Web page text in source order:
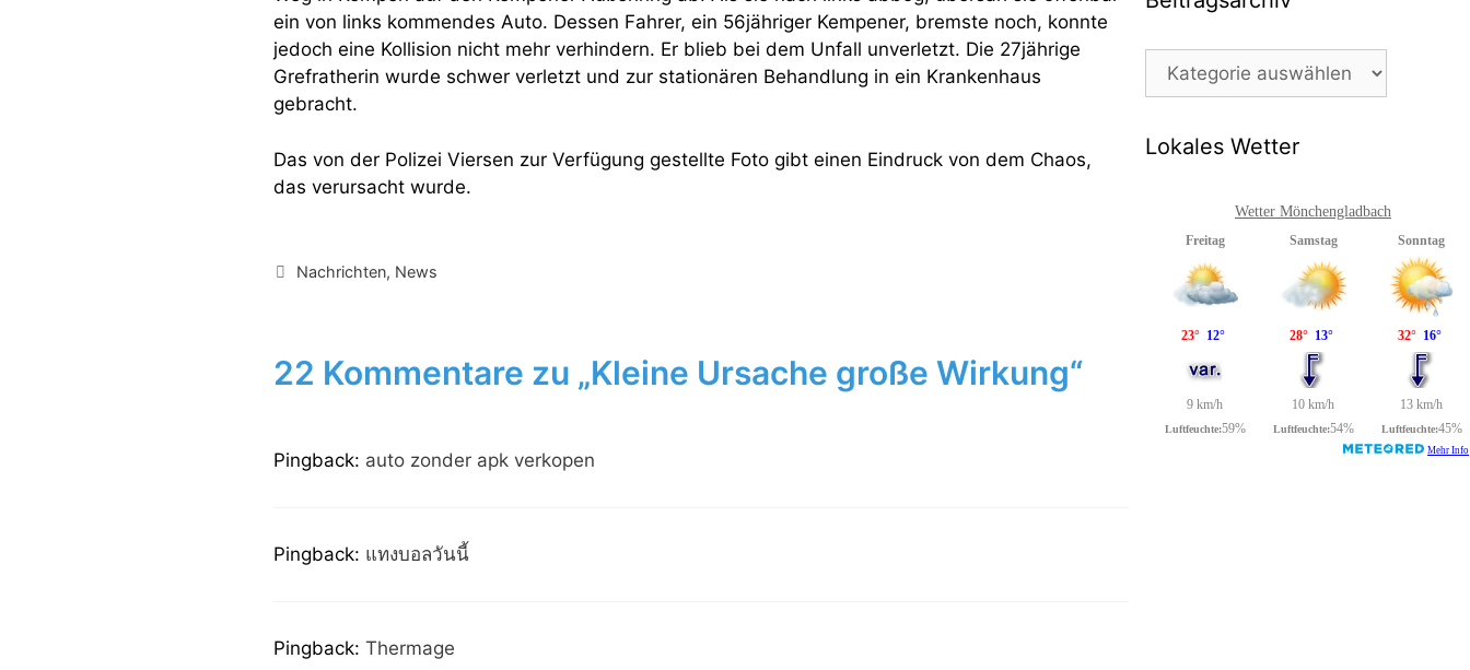
ein von links kommendes Auto. Dessen Fahrer, ein 56jähriger Kempener, bremste noch, konnte
jedoch eine Kollision nicht mehr verhindern. Er blieb bei dem Unfall unverletzt. Die 27jährige
Grefratherin wurde schwer verletzt und zur stationären Behandlung in ein Krankenhaus
gebracht.
Das von der Polizei Viersen zur Verfügung gestellte Foto gibt einen Eindruck von dem Chaos,
das verursacht wurde.
Kategorien
Nachrichten, News
22 Kommentare zu „Kleine Ursache große Wirkung“
Pingback: auto zonder apk verkopen
Pingback: แทงบอลวันนี้
Pingback: Thermage
Beitragsarchiv
Lokales Wetter
Wetter Mönchengladbach